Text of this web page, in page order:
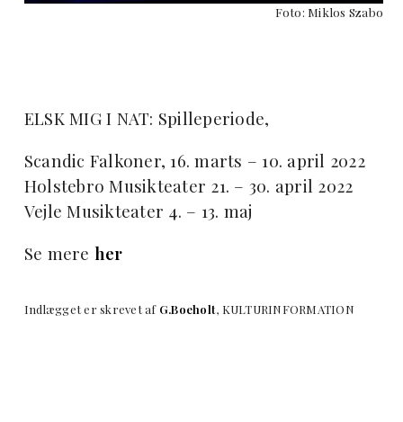
Foto: Miklos Szabo
ELSK MIG I NAT: Spilleperiode,
Scandic Falkoner, 16. marts – 10. april 2022
Holstebro Musikteater 21. – 30. april 2022
Vejle Musikteater 4. – 13. maj
Se mere her
Indlægget er skrevet af G.Boeholt, KULTURINFORMATION